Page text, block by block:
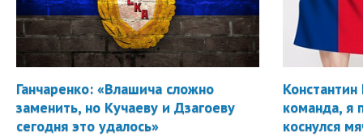
Ганчаренко: «Влашича сложно
заменить, но Кучаеву и Дзагоеву
сегодня это удалось»
Константин
команда, я
коснулся